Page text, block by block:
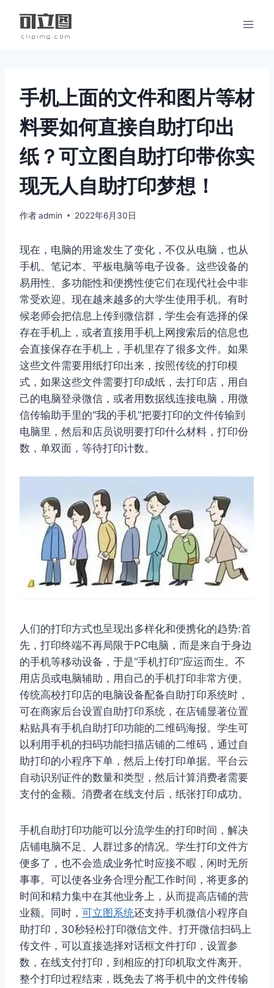
手机上面的文件和图片等材
料要如何直接自助打印出
纸？可立图自助打印带你实
现无人自助打印梦想！
作者admin 2022年6月30日
现在，电脑的用途发生了变化，不仅从电脑，也从
手机、笔记本、平板电脑等电子设备。这些设备的
易用性、多功能性和便携性使它们在现代社会中非
常受欢迎。现在越来越多的大学生使用手机。有时
候老师会把信息上传到微信群，学生会有选择的保
存在手机上，或者直接用手机上网搜索后的信息也
会直接保存在手机上，手机里存了很多文件。如果
这些文件需要用纸打印出来，按照传统的打印模
式，如果这些文件需要打印成纸，去打印店，用自
己的电脑登录微信，或者用数据线连接电脑，用微
信传输助手里的“我的手机”把要打印的文件传输到
电脑里，然后和店员说明要打印什么材料，打印份
数，单双面，等待打印计数。
人们的打印方式也呈现出多样化和便携化的趋势:首
先，打印终端不再局限于PC电脑，而是来自于身边
的手机等移动设备，于是“手机打印”应运而生。不
用店员或电脑辅助，用自己的手机打印非常方便。
传统高校打印店的电脑设备配备自助打印系统时，
可在商家后台设置自助打印系统，在店铺显著位置
粘贴具有手机自助打印功能的二维码海报。学生可
以利用手机的扫码功能扫描店铺的二维码，通过自
助打印的小程序下单，然后上传打印单据。平台云
自动识别证件的数量和类型，然后计算消费者需要
支付的金额。消费者在线支付后，纸张打印成功。
手机自助打印功能可以分流学生的打印时间，解决
店铺电脑不足、人群过多的情况。学生打印文件方
便多了，也不会造成业务忙时应接不暇，闲时无所
事事。可以使各业务合理分配工作时间，将更多的
时间和精力集中在其他业务上，从而提高店铺的营
业额。同时， 可立图系统还支持手机微信小程序自
助打印，30秒轻松打印微信文件。打开微信扫码上
传文件，可以直接选择对话框文件打印，设置参
数，在线支付打印，到相应的打印机取文件离开。
整个打印过程结束，既免去了将手机中的文件传输